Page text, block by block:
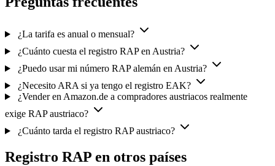
¿La tarifa es anual o mensual?
¿Cuánto cuesta el registro RAP en Austria?
¿Puedo usar mi número RAP alemán en Austria?
¿Necesito ARA si ya tengo el registro EAK?
¿Vender en Amazon.de a compradores austriacos realmente
exige RAP austriaco?
¿Cuánto tarda el registro RAP austriaco?
Registro RAP en otros países